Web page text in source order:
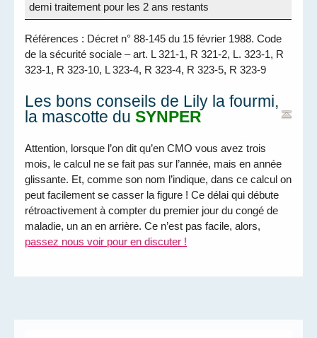
demi traitement pour les 2 ans restants
Références : Décret n° 88-145 du 15 février 1988. Code
de la sécurité sociale – art. L 321-1, R 321-2, L. 323-1, R
323-1, R 323-10, L 323-4, R 323-4, R 323-5, R 323-9
Les bons conseils de Lily la fourmi,
la mascotte duSYNPER
Attention, lorsque l’on dit qu’en CMO vous avez trois
mois, le calcul ne se fait pas sur l’année, mais en année
glissante. Et, comme son nom l’indique, dans ce calcul on
peut facilement se casser la figure ! Ce délai qui débute
rétroactivement à compter du premier jour du congé de
maladie, un an en arrière. Ce n’est pas facile, alors,
passez nous voir pour en discuter !